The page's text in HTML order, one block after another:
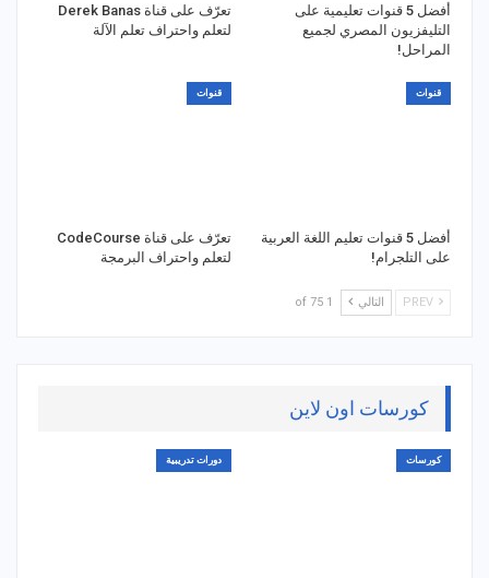
أفضل 5 قنوات تعليمية على
التليفزيون المصري لجميع
المراحل!
تعرّف على قناة Derek Banas
لتعلم واحتراف تعلم الآلة
قنوات
أفضل 5 قنوات تعليم اللغة العربية
على التلجرام!
قنوات
تعرّف على قناة CodeCourse
لتعلم واحتراف البرمجة
التالي 1 of 75
كورسات اون لاين
كورسات دورات تدريبية